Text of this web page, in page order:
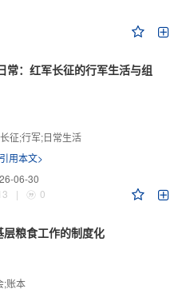
常：红军长征的行军生活与组
征;行军;日常生活
用本文>
06-30
| 0
粮食工作的制度化
;账本